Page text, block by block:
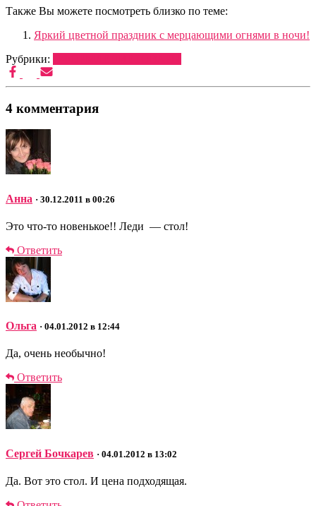
Также Вы можете посмотреть близко по теме:
Яркий цветной праздник с мерцающими огнями в ночи!
Рубрики:
4 комментария
Анна · 30.12.2011 в 00:26
Это что-то новенькое!! Леди — стол!
Ответить
Ольга · 04.01.2012 в 12:44
Да, очень необычно!
Ответить
Сергей Бочкарев · 04.01.2012 в 13:02
Да. Вот это стол. И цена подходящая.